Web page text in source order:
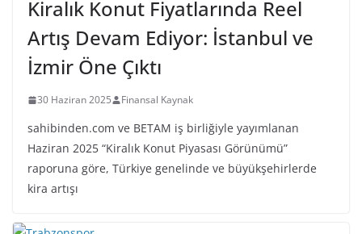
Kiralık Konut Fiyatlarında Reel
Artış Devam Ediyor: İstanbul ve
İzmir Öne Çıktı
30 Haziran 2025 Finansal Kaynak
sahibinden.com ve BETAM iş birliğiyle yayımlanan
Haziran 2025 “Kiralık Konut Piyasası Görünümü”
raporuna göre, Türkiye genelinde ve büyükşehirlerde
kira artışı